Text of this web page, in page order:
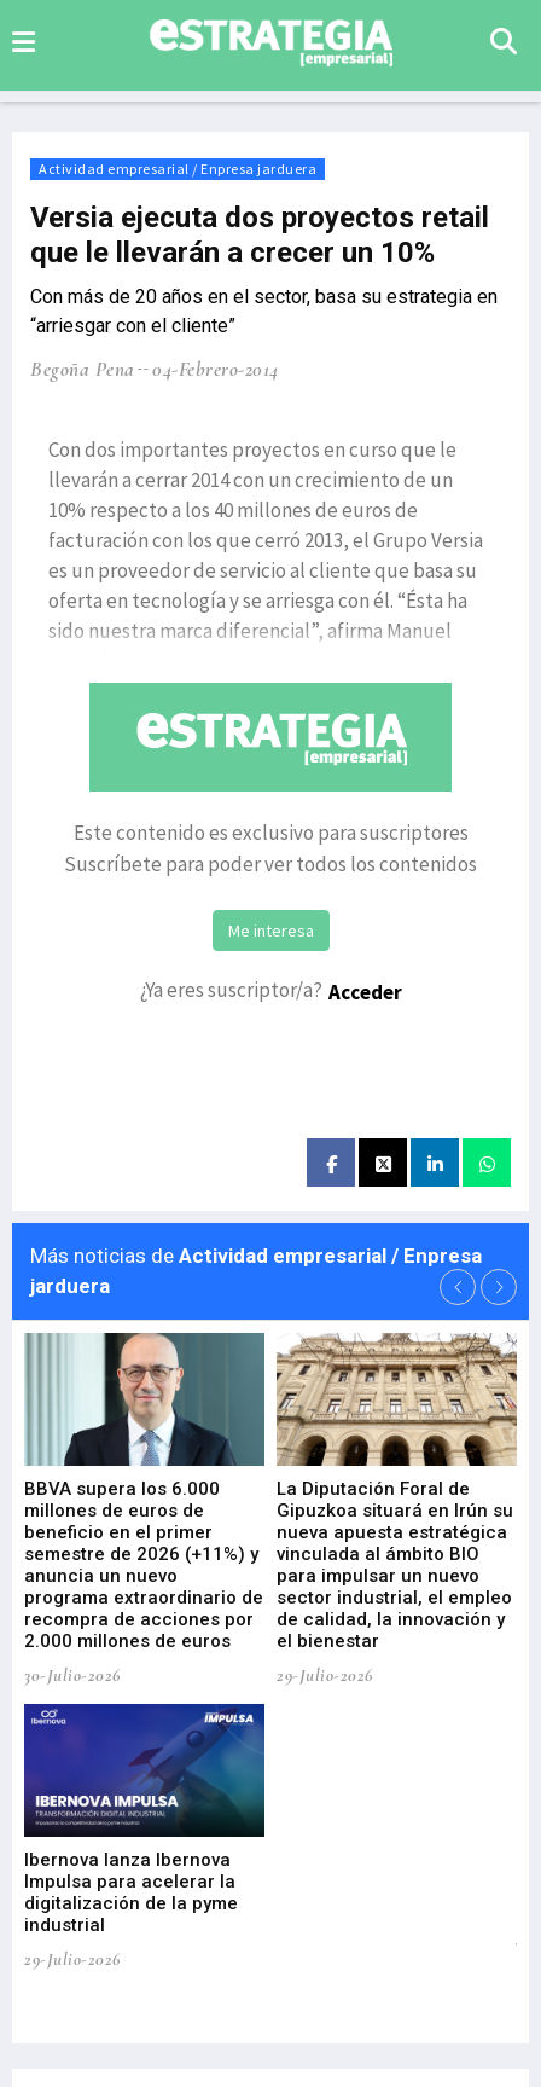
Actividad empresarial / Enpresa jarduera
Versia ejecuta dos proyectos retail
que le llevarán a crecer un 10%
Con más de 20 años en el sector, basa su estrategia en
“arriesgar con el cliente”
Begoña Pena 04-Febrero-2014
Con dos importantes proyectos en curso que le
llevarán a cerrar 2014 con un crecimiento de un
10% respecto a los 40 millones de euros de
facturación con los que cerró 2013, el Grupo Versia
es un proveedor de servicio al cliente que basa su
oferta en tecnología y se arriesga con él. “Ésta ha
sido nuestra marca diferencial”, afirma Manuel
Este contenido es exclusivo para suscriptores
Suscríbete para poder ver todos los contenidos
Me interesa
¿Ya eres suscriptor/a? Acceder
Más noticias de Actividad empresarial / Enpresa
jarduera
BBVA supera los 6.000
millones de euros de
beneficio en el primer
semestre de 2026 (+11%) y
anuncia un nuevo
programa extraordinario de
recompra de acciones por
2.000 millones de euros
30-Julio-2026
La Diputación Foral de
Gipuzkoa situará en Irún su
nueva apuesta estratégica
vinculada al ámbito BIO
para impulsar un nuevo
sector industrial, el empleo
de calidad, la innovación y
el bienestar
29-Julio-2026
Ibernova lanza Ibernova
Impulsa para acelerar la
digitalización de la pyme
industrial
29-Julio-2026